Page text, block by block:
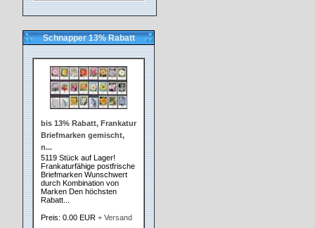
Schnapper 13% Rabatt
bis 13% Rabatt, Frankatur
Briefmarken gemischt,
n...
5119 Stück auf Lager!
Frankaturfähige postfrische
Briefmarken Wunschwert
durch Kombination von
Marken Den höchsten
Rabatt...
Preis: 0.00 EUR + Versand